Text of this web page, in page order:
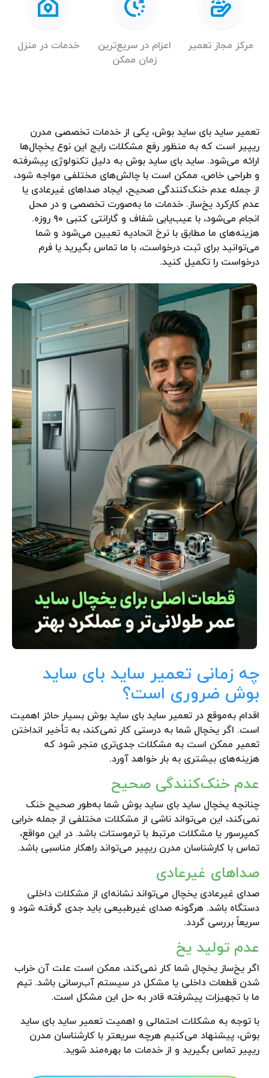
مرکز مجاز تعمیر
اعزام در سریع‌ترین
زمان ممکن
خدمات در منزل
تعمیر ساید بای ساید بوش، یکی از خدمات تخصصی مدرن
ریپیر است که به منظور رفع مشکلات رایج این نوع یخچال‌ها
ارائه می‌شود. ساید بای ساید بوش به دلیل تکنولوژی پیشرفته
و طراحی خاص، ممکن است با چالش‌های مختلفی مواجه شود،
از جمله عدم خنک‌کنندگی صحیح، ایجاد صداهای غیرعادی یا
عدم کارکرد یخ‌ساز. خدمات ما به‌صورت تخصصی و در محل
انجام می‌شود، با عیب‌یابی شفاف و گارانتی کتبی ۹۰ روزه.
هزینه‌های ما مطابق با نرخ اتحادیه تعیین می‌شود و شما
می‌توانید برای ثبت درخواست، با ما تماس بگیرید یا فرم
درخواست را تکمیل کنید.
چه زمانی تعمیر ساید بای ساید
بوش ضروری است؟
اقدام به‌موقع در تعمیر ساید بای ساید بوش بسیار حائز اهمیت
است. اگر یخچال شما به درستی کار نمی‌کند، به تأخیر انداختن
تعمیر ممکن است به مشکلات جدی‌تری منجر شود که
هزینه‌های بیشتری به بار خواهد آورد.
عدم خنک‌کنندگی صحیح
چنانچه یخچال ساید بای ساید بوش شما به‌طور صحیح خنک
نمی‌کند، این می‌تواند ناشی از مشکلات مختلفی از جمله خرابی
کمپرسور یا مشکلات مرتبط با ترموستات باشد. در این مواقع،
تماس با کارشناسان مدرن ریپیر می‌تواند راهکار مناسبی باشد.
صداهای غیرعادی
صدای غیرعادی یخچال می‌تواند نشانه‌ای از مشکلات داخلی
دستگاه باشد. هرگونه صدای غیرطبیعی باید جدی گرفته شود و
سریعاً بررسی گردد.
عدم تولید یخ
اگر یخ‌ساز یخچال شما کار نمی‌کند، ممکن است علت آن خراب
شدن قطعات داخلی یا مشکل در سیستم آب‌رسانی باشد. تیم
ما با تجهیزات پیشرفته قادر به حل این مشکل است.
با توجه به مشکلات احتمالی و اهمیت تعمیر ساید بای ساید
بوش، پیشنهاد می‌کنیم هرچه سریعتر با کارشناسان مدرن
ریپیر تماس بگیرید و از خدمات ما بهره‌مند شوید.